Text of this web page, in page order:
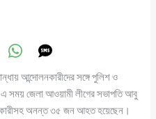
আন্দোলনকারীদের সঙ্গে পুলিশ ও
এ সময় জেলা আওয়ামী লীগের সভাপতি আবু
অনন্ত ৩৫ জন আহত হয়েছেন।